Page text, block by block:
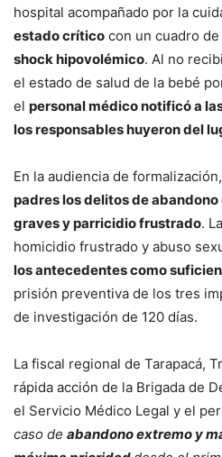
hospital acompañado por la
estado crítico con un cuadro de
shock hipovolémico. Al no
el estado de salud de la bebé
el personal médico notificó a
los responsables huyeron del
En la audiencia de
padres los delitos de
graves y parricidio frustrado.
homicidio frustrado y abuso
los antecedentes como
prisión preventiva de los tres
de investigación de 120 días.
La fiscal regional de Tarapacá,
rápida acción de la Brigada de
el Servicio Médico Legal y el
caso de abandono extremo y